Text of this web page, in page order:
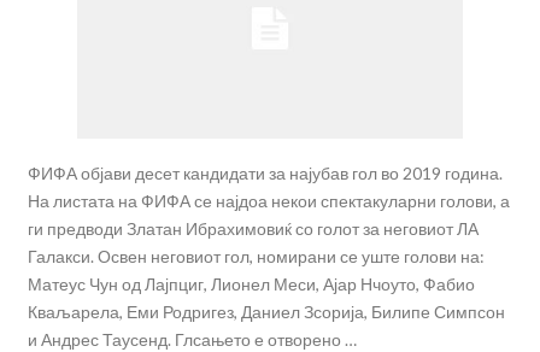
ФИФА објави десет кандидати за најубав гол во 2019 година.
На листата на ФИФА се најдоа некои спектакуларни голови, а
ги предводи Златан Ибрахимовиќ со голот за неговиот ЛА
Галакси. Освен неговиот гол, номирани се уште голови на:
Матеус Чун од Лајпциг, Лионел Меси, Ајар Нчоуто, Фабио
Кваљарела, Еми Родригез, Даниел Зсорија, Билипе Симпсон
и Андрес Таусенд. Глсањето е отворено …